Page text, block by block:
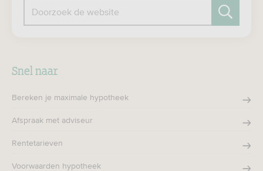
Doorzoek de website
Snel naar
Bereken je maximale hypotheek
Afspraak met adviseur
Rentetarieven
Voorwaarden hypotheek